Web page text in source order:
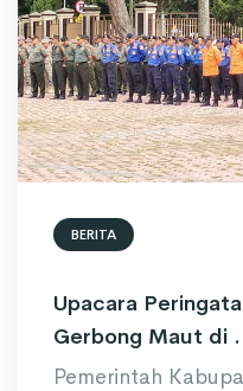
BERITA
Upacara
Gerbong Maut di
Pemerintah